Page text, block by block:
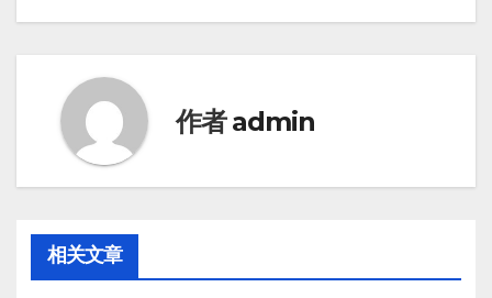
作者admin
相关文章